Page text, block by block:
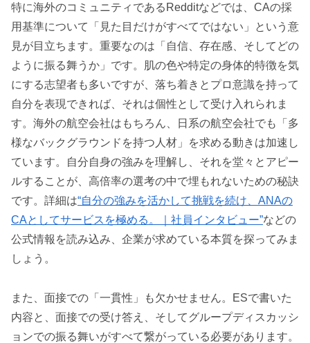
特に海外のコミュニティであるRedditなどでは、CAの採
用基準について「見た目だけがすべてではない」という意
見が目立ちます。重要なのは「自信、存在感、そしてどの
ように振る舞うか」です。肌の色や特定の身体的特徴を気
にする志望者も多いですが、落ち着きとプロ意識を持って
自分を表現できれば、それは個性として受け入れられま
す。海外の航空会社はもちろん、日系の航空会社でも「多
様なバックグラウンドを持つ人材」を求める動きは加速し
ています。自分自身の強みを理解し、それを堂々とアピー
ルすることが、高倍率の選考の中で埋もれないための秘訣
です。詳細は“自分の強みを活かして挑戦を続け、ANAの
CAとしてサービスを極める。｜社員インタビュー”などの
公式情報を読み込み、企業が求めている本質を探ってみま
しょう。
また、面接での「一貫性」も欠かせません。ESで書いた
内容と、面接での受け答え、そしてグループディスカッシ
ョンでの振る舞いがすべて繋がっている必要があります。